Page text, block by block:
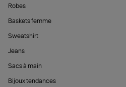
Robes
Baskets femme
Sweatshirt
Jeans
Sacs à main
Bijoux tendances